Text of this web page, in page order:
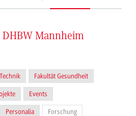
Mannheim
Fakultät Gesundheit
Events
Personalia Forschung